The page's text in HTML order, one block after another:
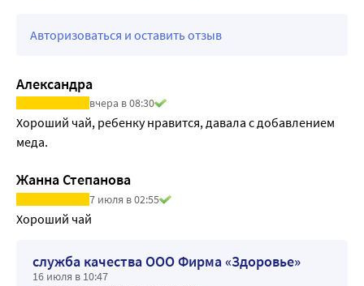
Авторизоваться и оставить отзыв
Александра
вчера в 08:30
Хороший чай, ребенку нравится, давала с добавлением
меда.
Жанна Степанова
7 июля в 02:55
Хороший чай
служба качества ООО Фирма «Здоровье»
16 июля в 10:47